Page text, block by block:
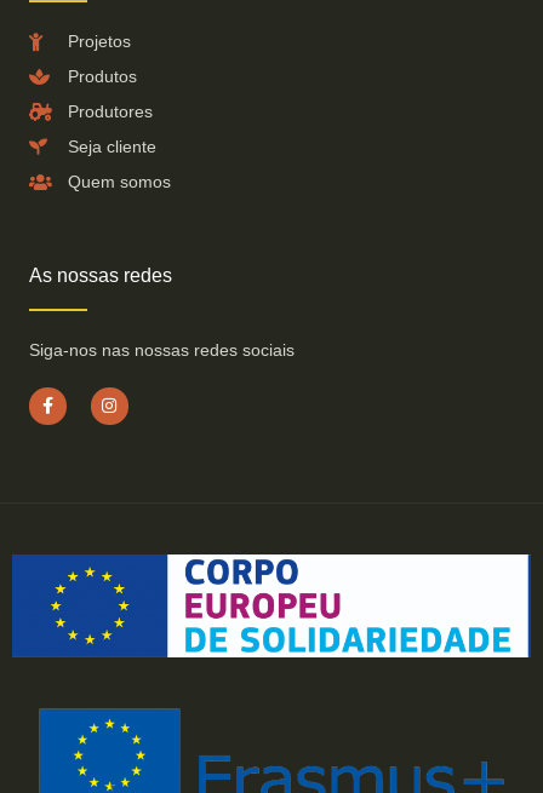
Projetos
Produtos
Produtores
Seja cliente
Quem somos
As nossas redes
Siga-nos nas nossas redes sociais